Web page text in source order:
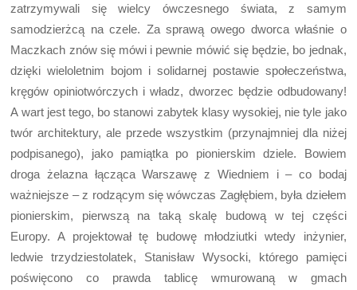
zatrzymywali się wielcy ówczesnego świata, z samym
samodzierżcą na czele. Za sprawą owego dworca właśnie o
Maczkach znów się mówi i pewnie mówić się będzie, bo jednak,
dzięki wieloletnim bojom i solidarnej postawie społeczeństwa,
kręgów opiniotwórczych i władz, dworzec będzie odbudowany!
A wart jest tego, bo stanowi zabytek klasy wysokiej, nie tyle jako
twór architektury, ale przede wszystkim (przynajmniej dla niżej
podpisanego), jako pamiątka po pionierskim dziele. Bowiem
droga żelazna łącząca Warszawę z Wiedniem i – co bodaj
ważniejsze – z rodzącym się wówczas Zagłębiem, była dziełem
pionierskim, pierwszą na taką skalę budową w tej części
Europy. A projektował tę budowę młodziutki wtedy inżynier,
ledwie trzydziestolatek, Stanisław Wysocki, którego pamięci
poświęcono co prawda tablicę wmurowaną w gmach